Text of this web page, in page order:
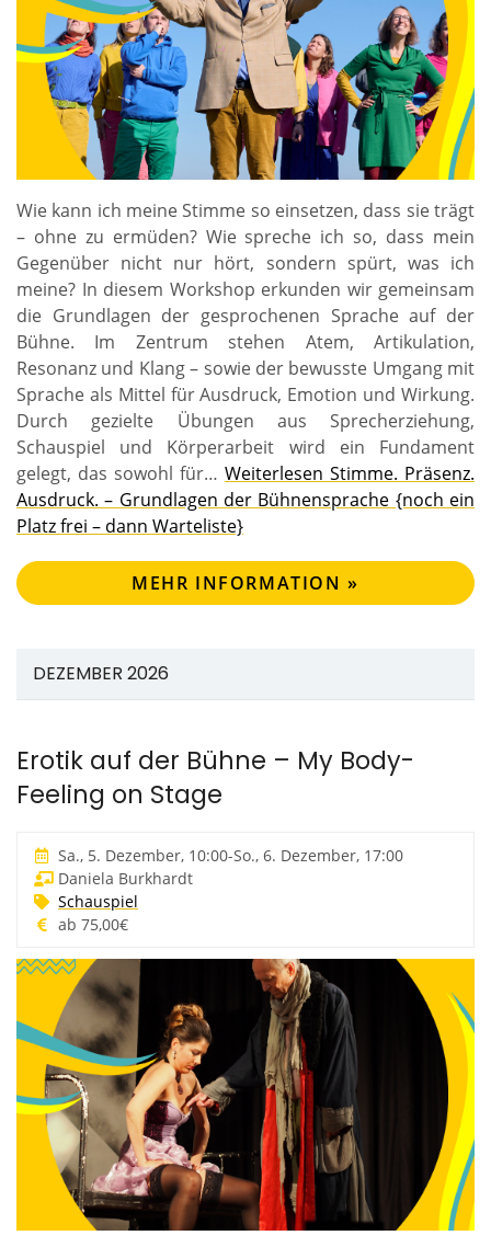
Wie kann ich meine Stimme so einsetzen, dass sie trägt
– ohne zu ermüden? Wie spreche ich so, dass mein
Gegenüber nicht nur hört, sondern spürt, was ich
meine? In diesem Workshop erkunden wir gemeinsam
die Grundlagen der gesprochenen Sprache auf der
Bühne. Im Zentrum stehen Atem, Artikulation,
Resonanz und Klang – sowie der bewusste Umgang mit
Sprache als Mittel für Ausdruck, Emotion und Wirkung.
Durch gezielte Übungen aus Sprecherziehung,
Schauspiel und Körperarbeit wird ein Fundament
gelegt, das sowohl für… Weiterlesen Stimme. Präsenz.
Ausdruck. – Grundlagen der Bühnensprache {noch ein
Platz frei – dann Warteliste}
MEHR INFORMATION »
DEZEMBER 2026
Erotik auf der Bühne – My Body-
Feeling on Stage
Sa., 5. Dezember, 10:00-So., 6. Dezember, 17:00
Daniela Burkhardt
Schauspiel
ab 75,00€